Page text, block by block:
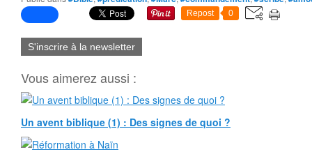
Repost 0
S'inscrire à la newsletter
Vous aimerez aussi :
Un avent biblique (1) : Des signes de quoi ?